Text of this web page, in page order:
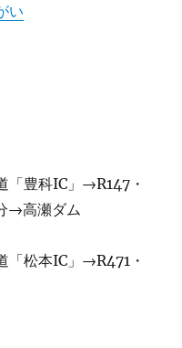
い
「豊科IC」→R147・
→高瀬ダム
「松本IC」→R471・